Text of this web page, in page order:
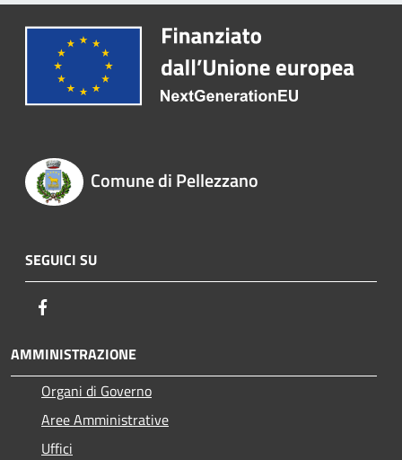
Comune di Pellezzano
SEGUICI SU
AMMINISTRAZIONE
Organi di Governo
Aree Amministrative
Uffici